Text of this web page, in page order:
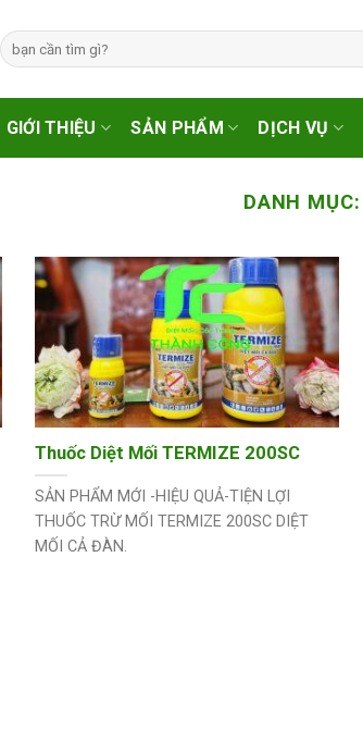
Tìm
kiếm:
GIỚI THIỆU SẢN PHẨM DỊCH VỤ
DANH MỤC:
Thuốc Diệt Mối TERMIZE 200SC
SẢN PHẨM MỚI -HIỆU QUẢ-TIỆN LỢI
THUỐC TRỪ MỐI TERMIZE 200SC DIỆT
MỐI CẢ ĐÀN.